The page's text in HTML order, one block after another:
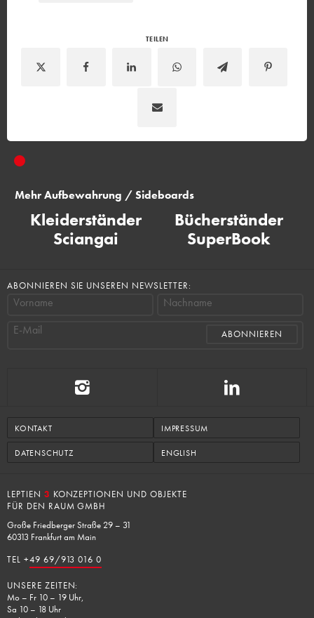
TEILEN
MehrAufbewahrung / Sideboards
Kleiderständer
Sciangai
Bücherständer
SuperBook
ABONNIEREN SIE UNSEREN NEWSLETTER:
Vorname
Nachname
E-Mail
KONTAKT IMPRESSUM
DATENSCHUTZ ENGLISH
LEPTIEN 3 KONZEPTIONEN UND OBJEKTE
FÜR DEN RAUM GMBH
Große Friedberger Straße 29 – 31
60313 Frankfurt am Main
TEL +49 69/913 016 0
UNSERE ZEITEN:
Mo – Fr 10 – 19 Uhr,
Sa 10 – 18 Uhr